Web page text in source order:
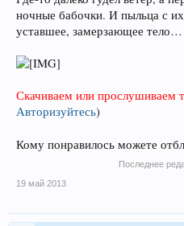
ночные бабочки. И пыльца с
уставшее, замерзающее тело…
Скачиваем или прослушиваем
Авторизуйтесь)
Кому понравилось можете
Последнее
19 май 2013